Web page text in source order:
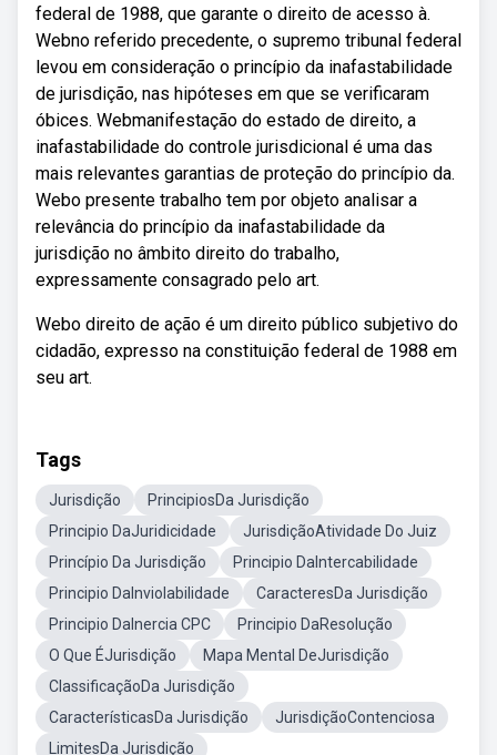
federal de 1988, que garante o direito de acesso à.
Webno referido precedente, o supremo tribunal federal
levou em consideração o princípio da inafastabilidade
de jurisdição, nas hipóteses em que se verificaram
óbices. Webmanifestação do estado de direito, a
inafastabilidade do controle jurisdicional é uma das
mais relevantes garantias de proteção do princípio da.
Webo presente trabalho tem por objeto analisar a
relevância do princípio da inafastabilidade da
jurisdição no âmbito direito do trabalho,
expressamente consagrado pelo art.
Webo direito de ação é um direito público subjetivo do
cidadão, expresso na constituição federal de 1988 em
seu art.
Tags
Jurisdição
PrincipiosDa Jurisdição
Principio DaJuridicidade
JurisdiçãoAtividade Do Juiz
Princípio Da Jurisdição
Principio DaIntercabilidade
Principio DaInviolabilidade
CaracteresDa Jurisdição
Principio DaInercia CPC
Principio DaResolução
O Que ÉJurisdição
Mapa Mental DeJurisdição
ClassificaçãoDa Jurisdição
CaracterísticasDa Jurisdição
JurisdiçãoContenciosa
LimitesDa Jurisdição